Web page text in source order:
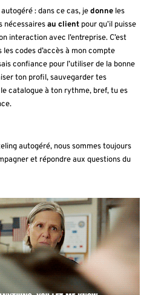
: dans ce cas, jedonne les
nécessairesau clientpour qu’il puisse
interaction avec l’entreprise. C’est
codes d’accès à mon compte
confiance pour l’utiliser de la bonne
ton profil, sauvegarder tes
catalogue à ton rythme, bref, tu es
autogéré, nous sommes toujours
et répondre aux questions du